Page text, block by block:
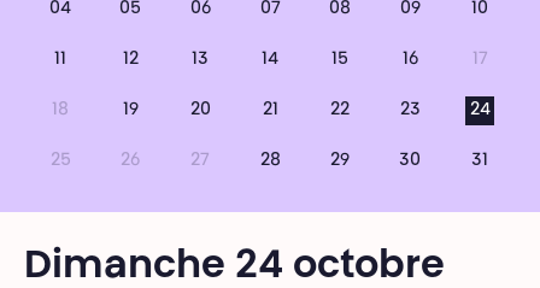
04 05 06 07 08 09 10
11 12 13 14 15 16 17
18 19 20 21 22 23 24
25 26 27 28 29 30 31
Dimanche 24 octobre